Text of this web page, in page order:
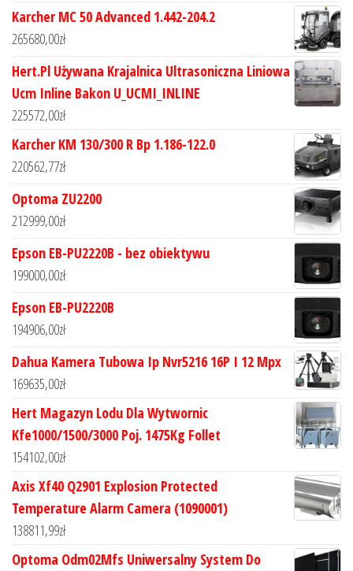
Karcher MC 50 Advanced 1.442-204.2
265680,00zł
Hert.Pl Używana Krajalnica Ultrasoniczna Liniowa
Ucm Inline Bakon U_UCMI_INLINE
225572,00zł
Karcher KM 130/300 R Bp 1.186-122.0
220562,77zł
Optoma ZU2200
212999,00zł
Epson EB-PU2220B - bez obiektywu
199000,00zł
Epson EB-PU2220B
194906,00zł
Dahua Kamera Tubowa Ip Nvr5216 16P I 12 Mpx
169635,00zł
Hert Magazyn Lodu Dla Wytwornic
Kfe1000/1500/3000 Poj. 1475Kg Follet
154102,00zł
Axis Xf40 Q2901 Explosion Protected
Temperature Alarm Camera (1090001)
138811,99zł
Optoma Odm02Mfs Uniwersalny System Do